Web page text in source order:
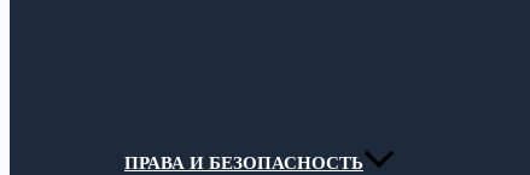
ПРАВА И БЕЗОПАСНОСТЬ